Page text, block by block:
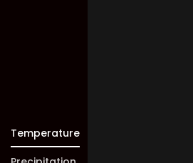
Temperature